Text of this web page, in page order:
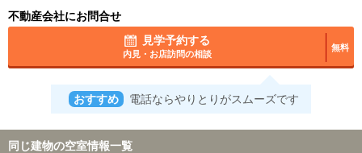
不動産会社にお問合せ
見学予約する
内見・お店訪問の相談
無料
おすすめ 電話ならやりとりがスムーズです
同じ建物の空室情報一覧